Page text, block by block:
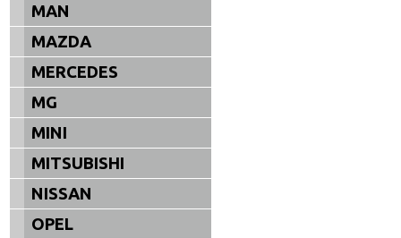
MAN
MAZDA
MERCEDES
MG
MINI
MITSUBISHI
NISSAN
OPEL